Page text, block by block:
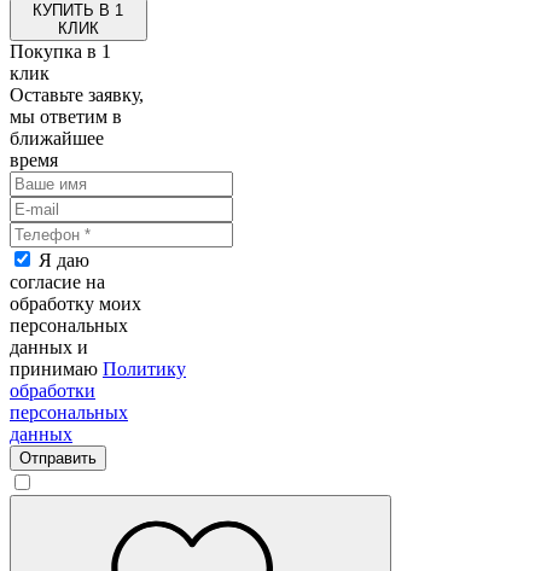
КУПИТЬ В 1
КЛИК
Покупка в 1
клик
Оставьте заявку,
мы ответим в
ближайшее
время
Я даю
согласие на
обработку моих
персональных
данных и
принимаю Политику
обработки
персональных
данных
Отправить